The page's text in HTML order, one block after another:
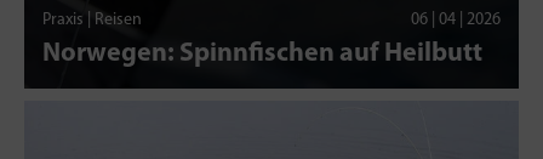
Praxis | Reisen 06 | 04 | 2026
Norwegen: Spinnfischen auf Heilbutt